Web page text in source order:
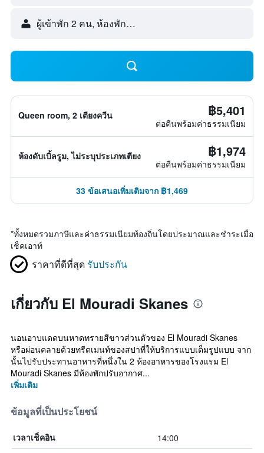
ผู้เข้าพัก 2 คน, ห้องพัก 1 ห้อง
Queen room, 2 เตียงควีน ฿5,401
ต่อคืนพร้อมค่าธรรมเนียม
ห้องดับเบิ้ลรูม, ไม่ระบุประเภทเตียง ฿1,974
ต่อคืนพร้อมค่าธรรมเนียม
33 ข้อเสนอเพิ่มเติมจาก ฿1,469
*ทั้งหมดรวมภาษีและค่าธรรมเนียมท้องถิ่นโดยประมาณและชำระเมื่อ
เช็คเอาท์
ราคาที่ดีที่สุด รับประกัน
เกี่ยวกับ El Mouradi Skanes
นอนอาบแดดบนหาดทรายสีขาวส่วนตัวของ El Mouradi Skanes
หรือผ่อนคลายด้วยทรีตเมนท์ของสปาที่ให้บริการแบบเต็มรูปแบบ จาก
นั้นไปรับประทานอาหารที่หนึ่งใน 2 ห้องอาหารของโรงแรม El
Mouradi Skanes มีห้องพักปรับอากาศ...
เพิ่มเติม
ข้อมูลที่เป็นประโยชน์
เวลาเช็คอิน 14:00